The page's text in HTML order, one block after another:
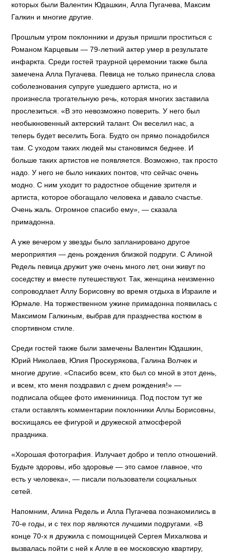
которых были Валентин Юдашкин, Алла Пугачева, Максим
Галкин и многие другие.
Прошлым утром поклонники и друзья пришли проститься с
Романом Карцевым — 79-летний актер умер в результате
инфаркта. Среди гостей траурной церемонии также была
замечена Алла Пугачева. Певица не только принесла слова
соболезнования супруге ушедшего артиста, но и
произнесла трогательную речь, которая многих заставила
прослезиться. «В это невозможно поверить. У него был
необыкновенный актерский талант. Он веселил нас, а
теперь будет веселить Бога. Будто он прямо понадобился
там. С уходом таких людей мы становимся беднее. И
больше таких артистов не появляется. Возможно, так просто
надо. У него не было никаких понтов, что сейчас очень
модно. С ним уходит то радостное общение зрителя и
артиста, которое обогащало человека и давало счастье.
Очень жаль. Огромное спасибо ему», — сказала
примадонна.
А уже вечером у звезды было запланировано другое
мероприятия — день рождения близкой подруги. С Алиной
Редель певица дружит уже очень много лет, они живут по
соседству и вместе путешествуют. Так, женщина неизменно
сопроводлает Аллу Борисовну во время отдыха в Израиле и
Юрмале. На торжественном ужине примадонна появилась с
Максимом Галкиным, выбрав для празднества костюм в
спортивном стиле.
Среди гостей также были замечены Валентин Юдашкин,
Юрий Николаев, Юлия Проскурякова, Галина Волчек и
многие другие. «Спасибо всем, кто был со мной в этот день,
и всем, кто меня поздравил с днем рождения!» —
подписала общее фото именинница. Под постом тут же
стали оставлять комментарии поклонники Аллы Борисовны,
восхищаясь ее фигурой и дружеской атмосферой
праздника.
«Хорошая фотография. Излучает добро и тепло отношений.
Будьте здоровы, ибо здоровье — это самое главное, что
есть у человека», — писали пользователи социальных
сетей.
Напомним, Алина Редель и Алла Пугачева познакомились в
70-е годы, и с тех пор являются лучшими подругами. «В
конце 70-х я дружила с помощницей Сергея Михалкова и
вызвалась пойти с ней к Алле в ее московскую квартиру,